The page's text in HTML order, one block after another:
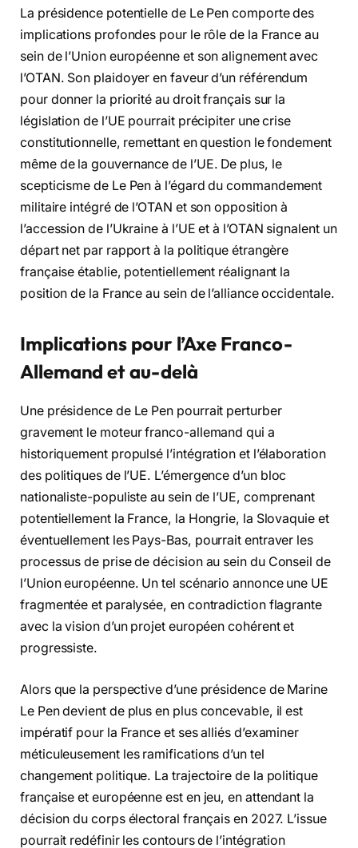
La présidence potentielle de Le Pen comporte des
implications profondes pour le rôle de la France au
sein de l’Union européenne et son alignement avec
l’OTAN. Son plaidoyer en faveur d’un référendum
pour donner la priorité au droit français sur la
législation de l’UE pourrait précipiter une crise
constitutionnelle, remettant en question le fondement
même de la gouvernance de l’UE. De plus, le
scepticisme de Le Pen à l’égard du commandement
militaire intégré de l’OTAN et son opposition à
l’accession de l’Ukraine à l’UE et à l’OTAN signalent un
départ net par rapport à la politique étrangère
française établie, potentiellement réalignant la
position de la France au sein de l’alliance occidentale.
Implications pour l’Axe Franco-
Allemand et au-delà
Une présidence de Le Pen pourrait perturber
gravement le moteur franco-allemand qui a
historiquement propulsé l’intégration et l’élaboration
des politiques de l’UE. L’émergence d’un bloc
nationaliste-populiste au sein de l’UE, comprenant
potentiellement la France, la Hongrie, la Slovaquie et
éventuellement les Pays-Bas, pourrait entraver les
processus de prise de décision au sein du Conseil de
l’Union européenne. Un tel scénario annonce une UE
fragmentée et paralysée, en contradiction flagrante
avec la vision d’un projet européen cohérent et
progressiste.
Alors que la perspective d’une présidence de Marine
Le Pen devient de plus en plus concevable, il est
impératif pour la France et ses alliés d’examiner
méticuleusement les ramifications d’un tel
changement politique. La trajectoire de la politique
française et européenne est en jeu, en attendant la
décision du corps électoral français en 2027. L’issue
pourrait redéfinir les contours de l’intégration